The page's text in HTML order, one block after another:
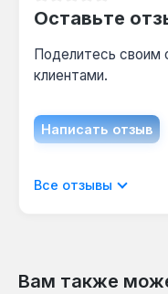
подходящий
Оставьте
Поделитесь своим
клиентами.
Написать отзыв
Отображать
Все отзывы
Вам также